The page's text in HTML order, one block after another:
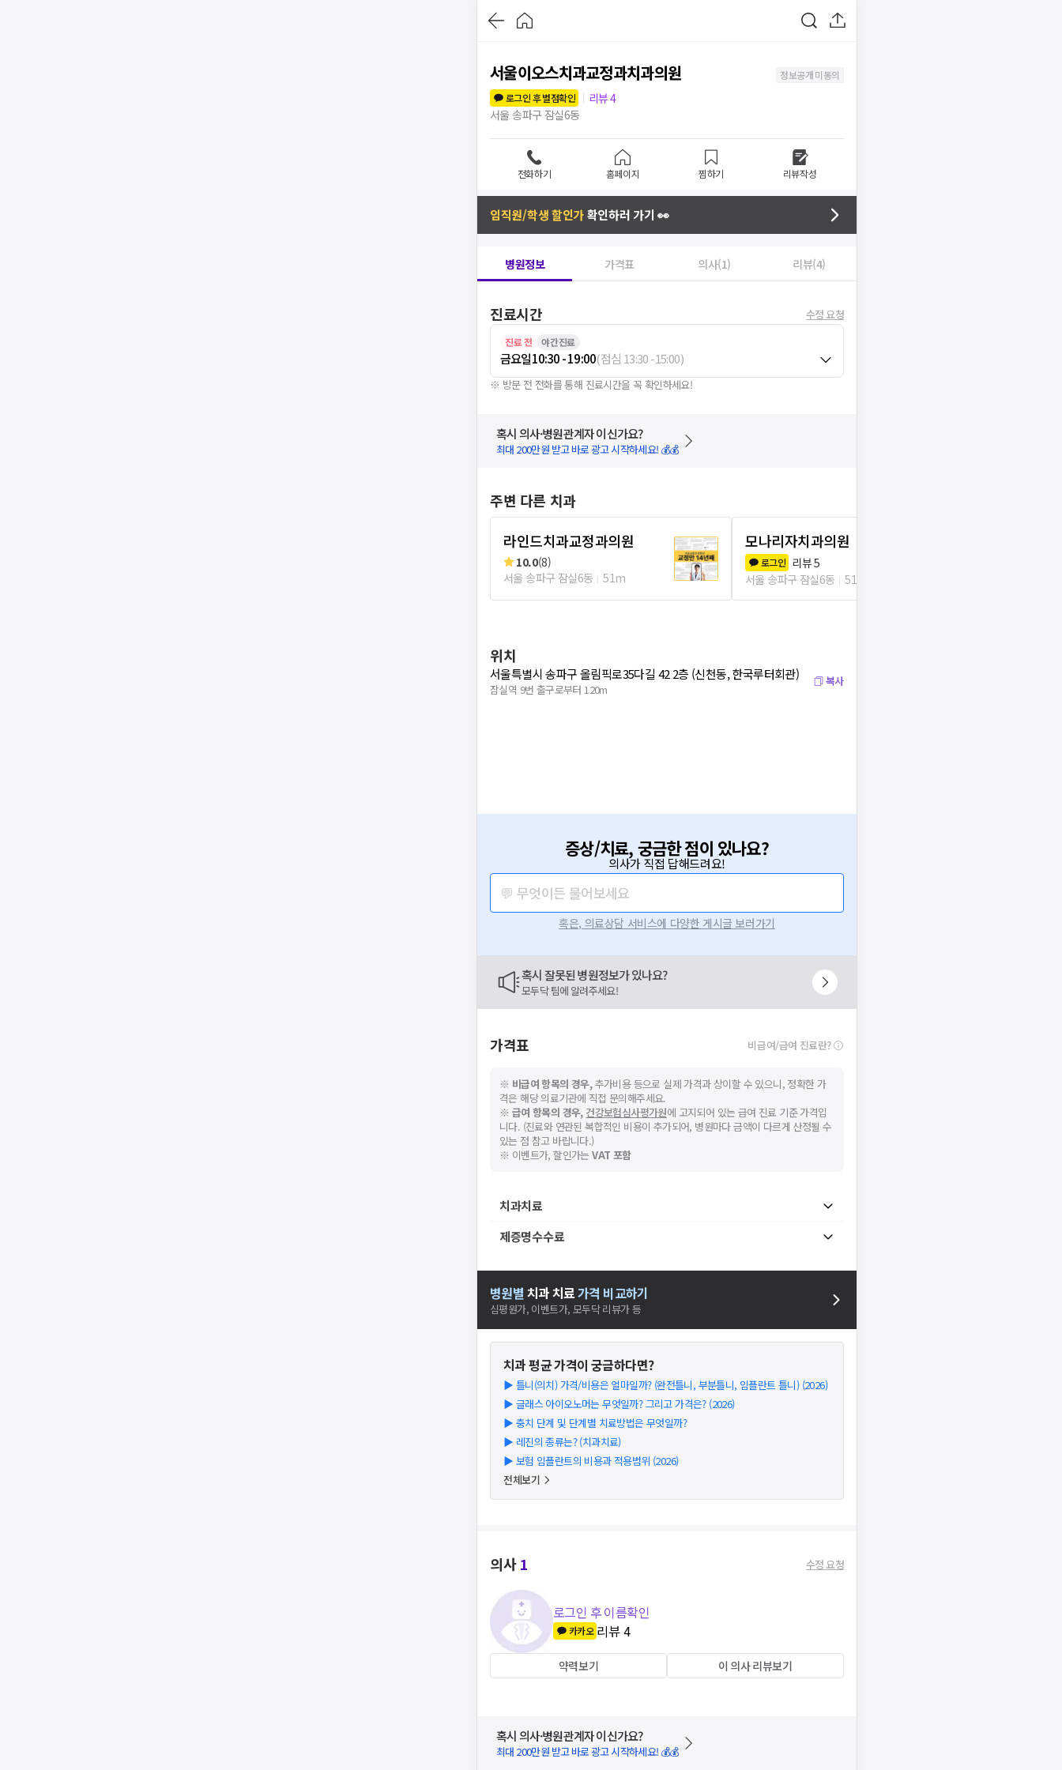
서울이오스치과교정과치과의원
정보공개 미동의
로그인 후 별점확인
리뷰4
서울 송파구 잠실6동
전화하기 홈페이지 찜하기 리뷰작성
임직원/학생 할인가확인하러 가기 👀
병원정보 가격표 의사(1) 리뷰(4)
진료시간 수정 요청
진료 전 야간진료
금요일10:30 - 19:00(점심 13:30-15:00)
※ 방문 전 전화를 통해 진료시간을 꼭 확인하세요!
혹시 의사·병원관계자 이신가요?
최대 200만원 받고 바로 광고 시작하세요! 💰💰
주변 다른 치과
라인드치과교정과의원
10.0(8)
서울 송파구 잠실6동
51m
모나리자치과의원
로그인 리뷰5
서울 송파구 잠실6동
51m
위치
서울특별시 송파구 올림픽로35다길 42 2층 (신천동, 한국루터회관)
잠실역 9번 출구로부터 120m
복사
증상/치료, 궁금한 점이 있나요?
의사가 직접 답해드려요!
💬 무엇이든 물어보세요
혹은, 의료상담 서비스에 다양한 게시글 보러가기
혹시 잘못된 병원정보가 있나요?
모두닥 팀에 알려주세요!
가격표 비급여/급여 진료란?
※ 비급여 항목의 경우,추가비용 등으로 실제 가격과 상이할 수 있으니, 정확한 가
격은 해당 의료기관에 직접 문의해주세요.
※ 급여 항목의 경우, 건강보험심사평가원에 고지되어 있는 급여 진료 기준 가격입
니다. (진료와 연관된 복합적인 비용이 추가되어, 병원마다 금액이 다르게 산정될 수
있는 점 참고 바랍니다.)
※ 이벤트가, 할인가는VAT 포함
치과치료
제증명수수료
병원별 치과치료가격 비교하기
심평원가, 이벤트가, 모두닥 리뷰가 등
치과평균 가격이 궁금하다면?
▶ 틀니(의치) 가격/비용은 얼마일까? (완전틀니, 부분틀니, 임플란트 틀니) (2026)
▶ 글래스 아이오노머는 무엇일까? 그리고 가격은? (2026)
▶ 충치 단계 및 단계별 치료방법은 무엇일까?
▶ 레진의 종류는? (치과치료)
▶ 보험 임플란트의 비용과 적용범위 (2026)
전체보기
의사1 수정 요청
로그인 후 이름확인
카카오 리뷰4
약력보기 이 의사 리뷰보기
혹시 의사·병원관계자 이신가요?
최대 200만원 받고 바로 광고 시작하세요! 💰💰